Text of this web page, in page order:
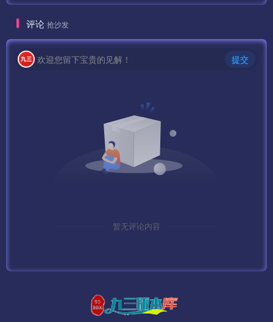
3、关闭Mysql数据库：
net stop MySQL
7100 （D:\mud2.0\GateServer\GameGate\MirGate.ini 文件
[Server]的 GatePort=7100 值）
7000 （D:\mud2.0\GateServer\logingate\LoginGate.ini 文
件[Setup]的 LoginGateListen=7000 值）
评论 抢沙发
欢迎您留下宝贵的见解！ 提交
暂无评论内容